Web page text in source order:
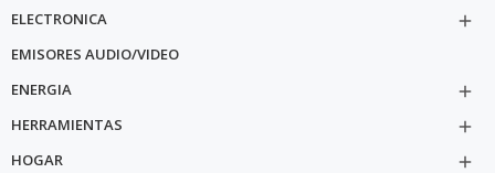
ELECTRONICA

EMISORES AUDIO/VIDEO
ENERGIA

HERRAMIENTAS

HOGAR
